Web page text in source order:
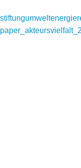
Sektorenkopplung
Team